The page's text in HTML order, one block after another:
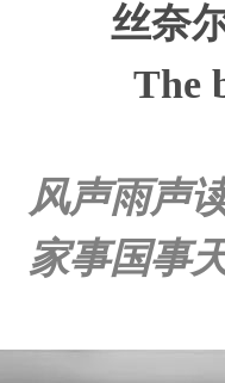
丝奈
The
风声雨声
家事国事